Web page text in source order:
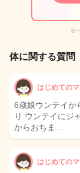
※
体に関する質問
はじめての
6歳娘ウンテイか
り ウンテイにジ
からおちま…
はじめての